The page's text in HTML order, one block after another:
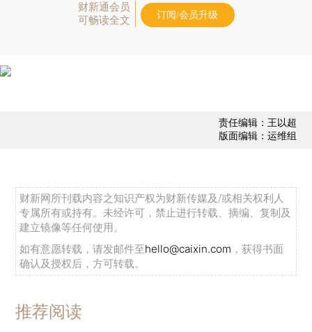
财新通会员
可畅读全文
订阅/会员升级
责任编辑：王以超
版面编辑：运维组
财新网所刊载内容之知识产权为财新传媒及/或相关权利人
专属所有或持有。未经许可，禁止进行转载、摘编、复制及
建立镜像等任何使用。
如有意愿转载，请发邮件至hello@caixin.com ，获得书面
确认及授权后，方可转载。
推荐阅读